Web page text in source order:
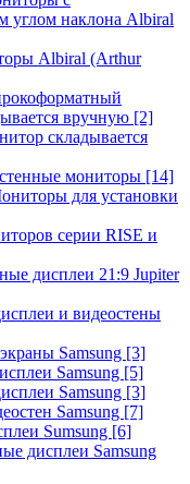
углом наклона Albiral
Albiral (Arthur
вручную [2]
складывается
мониторы [14]
для установки
серии RISE и
дисплеи 21:9 Jupiter
и видеостены
Samsung [3]
Samsung [5]
Samsung [3]
Samsung [7]
Sumsung [6]
дисплеи Samsung